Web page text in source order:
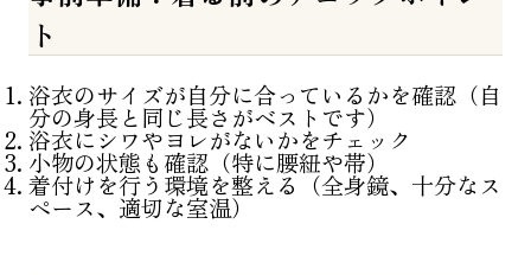
ト
浴衣のサイズが自分に合っているかを確認（自
分の身長と同じ長さがベストです）
浴衣にシワやヨレがないかをチェック
小物の状態も確認（特に腰紐や帯）
着付けを行う環境を整える（全身鏡、十分なス
ペース、適切な室温）